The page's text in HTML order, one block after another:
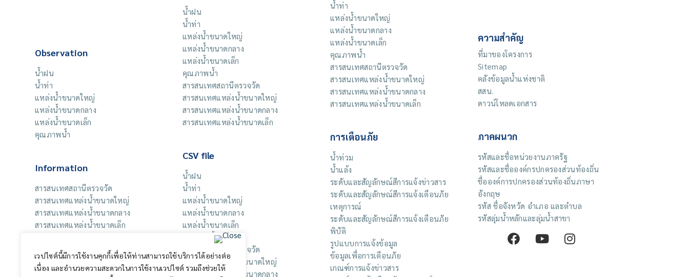
เวปไซต์นี้มีการใช้งานคุกกี้เพื่อให้ท่านสามารถใช้บริการได้อย่างต่อ
เนื่อง และอำนวยความสะดวกในการใช้งานเวปไซต์ รวมถึงช่วยให้
Observation
น้ำฝน
น้ำท่า
แหล่งน้ำขนาดใหญ่
แหล่งน้ำขนาดกลาง
แหล่งน้ำขนาดเล็ก
คุณภาพน้ำ
Information
สารสนเทศสถานีตรวจวัด
สารสนเทศแหล่งน้ำขนาดใหญ่
สารสนเทศแหล่งน้ำขนาดกลาง
สารสนเทศแหล่งน้ำขนาดเล็ก
น้ำฝน
น้ำท่า
แหล่งน้ำขนาดใหญ่
แหล่งน้ำขนาดกลาง
แหล่งน้ำขนาดเล็ก
คุณภาพน้ำ
สารสนเทศสถานีตรวจวัด
สารสนเทศแหล่งน้ำขนาดใหญ่
สารสนเทศแหล่งน้ำขนาดกลาง
สารสนเทศแหล่งน้ำขนาดเล็ก
CSV file
น้ำฝน
น้ำท่า
แหล่งน้ำขนาดใหญ่
แหล่งน้ำขนาดกลาง
แหล่งน้ำขนาดเล็ก
คุณภาพน้ำ
สารสนเทศสถานีตรวจวัด
สารสนเทศแหล่งน้ำขนาดใหญ่
สารสนเทศแหล่งน้ำขนาดกลาง
น้ำท่า
แหล่งน้ำขนาดใหญ่
แหล่งน้ำขนาดกลาง
แหล่งน้ำขนาดเล็ก
คุณภาพน้ำ
สารสนเทศสถานีตรวจวัด
สารสนเทศแหล่งน้ำขนาดใหญ่
สารสนเทศแหล่งน้ำขนาดกลาง
สารสนเทศแหล่งน้ำขนาดเล็ก
การเตือนภัย
น้ำท่วม
น้ำแล้ง
ระดับและสัญลักษณ์สีการแจ้งข่าวสาร
ระดับและสัญลักษณ์สีการแจ้งเตือนภัย
เหตุการณ์
ระดับและสัญลักษณ์สีการแจ้งเตือนภัย
พิบัติ
รูปแบบการแจ้งข้อมูล
ข้อมูลเพื่อการเตือนภัย
เกณฑ์การแจ้งข่าวสาร
ความสำคัญ
ที่มาของโครงการ
Sitemap
คลังข้อมูลน้ำแห่งชาติ
สสน.
ดาวน์โหลดเอกสาร
ภาคผนวก
รหัสและชื่อหน่วยงานภาครัฐ
รหัสและชื่อองค์กรปกครองส่วนท้องถิ่น
ชื่อองค์การปกครองส่วนท้องถิ่นภาษา
อังกฤษ
รหัส ชื่อจังหวัด อำเภอ และตำบล
รหัสลุ่มน้ำหลักและลุ่มน้ำสาขา